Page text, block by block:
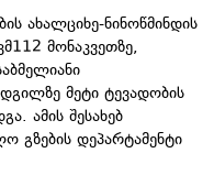
ახალციხე-ნინოწმინდის
მონაკვეთზე,
მეტი ტევადობის
ამის შესახებ
გზების დეპარტამენტი